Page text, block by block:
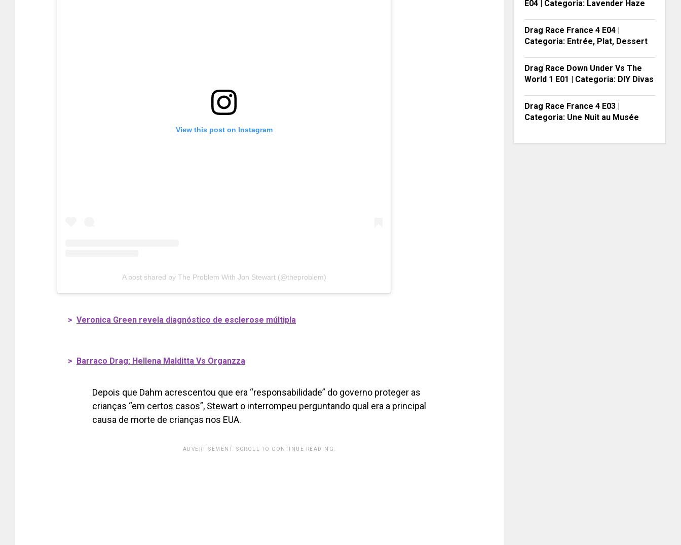
View this post on Instagram
A post shared by The Problem With Jon Stewart (@theproblem)
> Veronica Green revela diagnóstico de esclerose múltipla
> Barraco Drag: Hellena Malditta Vs Organzza
Depois que Dahm acrescentou que era “responsabilidade” do governo proteger as
crianças “em certos casos”, Stewart o interrompeu perguntando qual era a principal
causa de morte de crianças nos EUA.
ADVERTISEMENT. SCROLL TO CONTINUE READING.
E04 | Categoria: Lavender Haze
Drag Race France 4 E04 |
Categoria: Entrée, Plat, Dessert
Drag Race Down Under Vs The
World 1 E01 | Categoria: DIY Divas
Drag Race France 4 E03 |
Categoria: Une Nuit au Musée